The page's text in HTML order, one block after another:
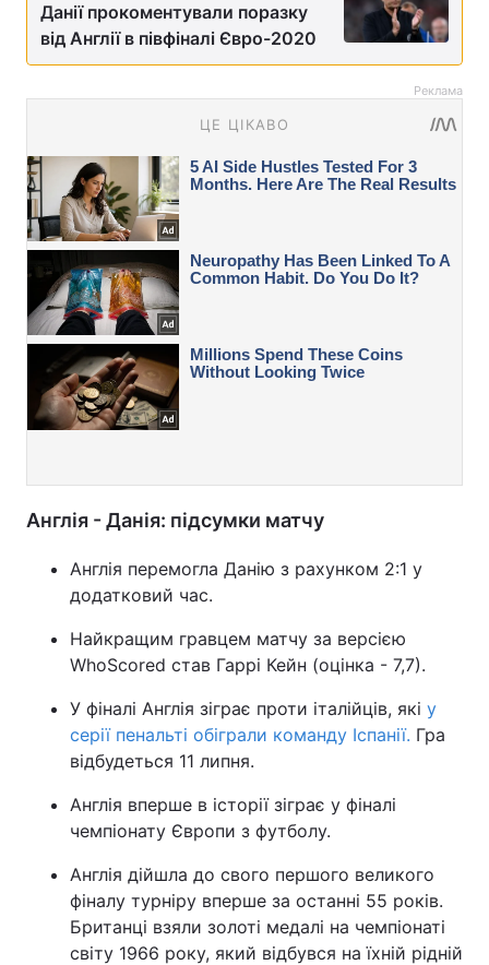
Данії прокоментували поразку
від Англії в півфіналі Євро-2020
Реклама
Англія - Данія: підсумки матчу
Англія перемогла Данію з рахунком 2:1 у
додатковий час.
Найкращим гравцем матчу за версією
WhoScored став Гаррі Кейн (оцінка - 7,7).
У фіналі Англія зіграє проти італійців, які у
серії пенальті обіграли команду Іспанії. Гра
відбудеться 11 липня.
Англія вперше в історії зіграє у фіналі
чемпіонату Європи з футболу.
Англія дійшла до свого першого великого
фіналу турніру вперше за останні 55 років.
Британці взяли золоті медалі на чемпіонаті
світу 1966 року, який відбувся на їхній рідній